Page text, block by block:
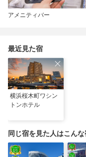
アメニティバー
最近見た宿
横浜桜木町ワシン
トンホテル
同じ宿を見た人はこん